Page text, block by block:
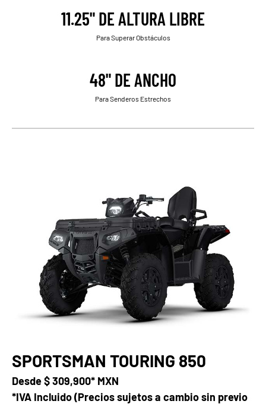
11.25" DE ALTURA LIBRE
Para Superar Obstáculos
48" DE ANCHO
Para Senderos Estrechos
SPORTSMAN TOURING 850
Desde$ 309,900* MXN
*IVA Incluido (Precios sujetos a cambio sin previo